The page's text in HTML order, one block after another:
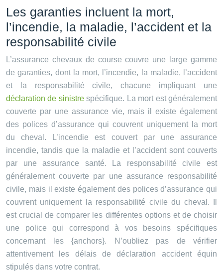
Les garanties incluent la mort,
l’incendie, la maladie, l’accident et la
responsabilité civile
L’assurance chevaux de course couvre une large gamme
de garanties, dont la mort, l’incendie, la maladie, l’accident
et la responsabilité civile, chacune impliquant une
déclaration de sinistrespécifique. La mort est généralement
couverte par une assurance vie, mais il existe également
des polices d’assurance qui couvrent uniquement la mort
du cheval. L’incendie est couvert par une assurance
incendie, tandis que la maladie et l’accident sont couverts
par une assurance santé. La responsabilité civile est
généralement couverte par une assurance responsabilité
civile, mais il existe également des polices d’assurance qui
couvrent uniquement la responsabilité civile du cheval. Il
est crucial de comparer les différentes options et de choisir
une police qui correspond à vos besoins spécifiques
concernant les {anchors}. N’oubliez pas de vérifier
attentivement les délais de déclaration accident équin
stipulés dans votre contrat.